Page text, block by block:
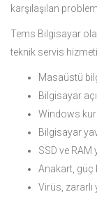
karşılaşılan
Tems Bilgisayar
teknik servis
Masaüstü
Bilgisayar
Windows
Bilgisayar
SSD ve
Anakart, güç
Virüs, zararlı